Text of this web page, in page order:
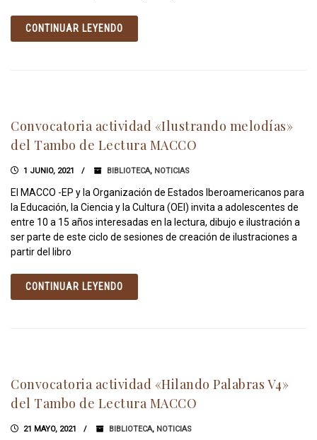
CONTINUAR LEYENDO
Convocatoria actividad «Ilustrando melodías»
del Tambo de Lectura MACCO
1 JUNIO, 2021 BIBLIOTECA, NOTICIAS
El MACCO -EP y la Organización de Estados Iberoamericanos para
la Educación, la Ciencia y la Cultura (OEI) invita a adolescentes de
entre 10 a 15 años interesadas en la lectura, dibujo e ilustración a
ser parte de este ciclo de sesiones de creación de ilustraciones a
partir del libro
CONTINUAR LEYENDO
Convocatoria actividad «Hilando Palabras V4»
del Tambo de Lectura MACCO
21 MAYO, 2021 BIBLIOTECA, NOTICIAS